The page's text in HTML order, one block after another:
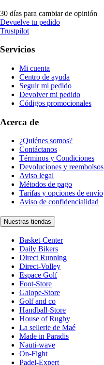
30 días para cambiar de opinión
Devuelve tu pedido
Trustpilot
Servicios
Mi cuenta
Centro de ayuda
Seguir mi pedido
Devolver mi pedido
Códigos promocionales
Acerca de
¿Quiénes somos?
Contáctanos
Términos y Condiciones
Devoluciones y reembolsos
Aviso legal
Métodos de pago
Tarifas y opciones de envío
Aviso de confidencialidad
Nuestras tiendas
Basket-Center
Daily Bikers
Direct Running
Direct-Volley
Espace Golf
Foot-Store
Galope-Store
Golf and co
Handball-Store
House of Rugby
La sellerie de Maé
Made in Paradis
Nauti-wave
On-Fight
Padel-Expert